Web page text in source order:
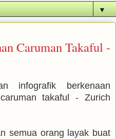
▼
Caruman Takaful -
infografik berkenaan
takaful - Zurich
semua orang layak buat